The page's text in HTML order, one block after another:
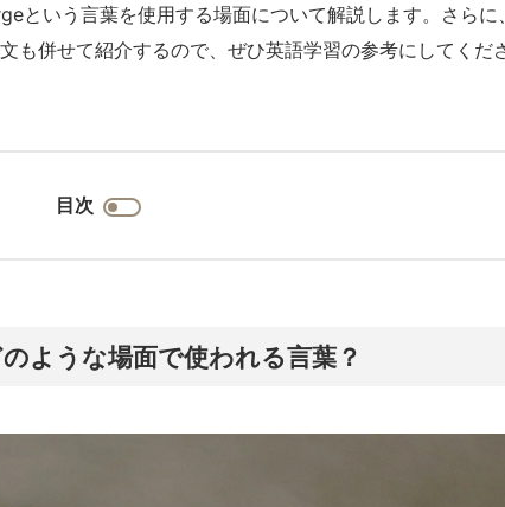
という言葉を使用する場面について解説します。さらに、
も併せて紹介するので、ぜひ英語学習の参考にしてくだ
目次
ような場面で使われる言葉？